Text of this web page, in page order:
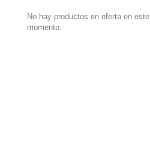
No hay productos en oferta en este
momento.